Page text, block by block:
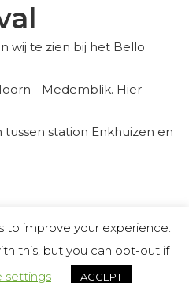
wij te zien bij het Bello
- Medemblik. Hier
station Enkhuizen en
to improve your experience.
this, but you can opt-out if
settings ACCEPT